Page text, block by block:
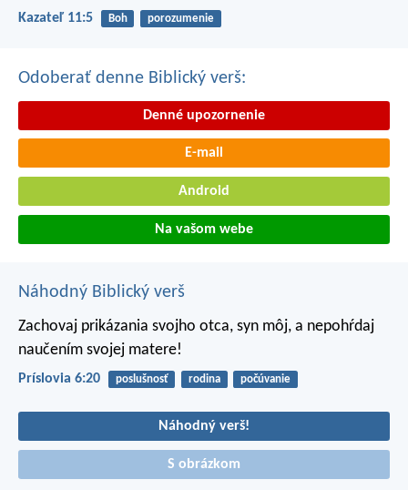
Kazateľ 11:5 Boh porozumenie
Odoberať denne Biblický verš:
Denné upozornenie
E-mail
Android
Na vašom webe
Náhodný Biblický verš
Zachovaj prikázania svojho otca, syn môj, a nepohŕdaj
naučením svojej matere!
Príslovia 6:20 poslušnosť rodina počúvanie
Náhodný verš!
S obrázkom